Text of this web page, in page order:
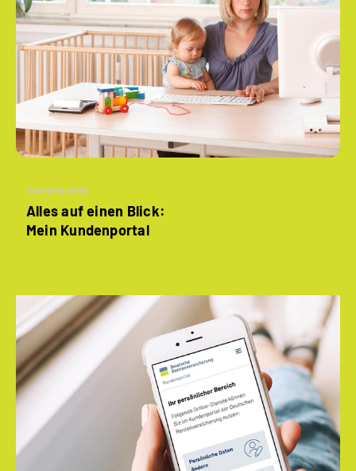
Themenseite
Alles auf einen Blick:
Mein Kundenportal